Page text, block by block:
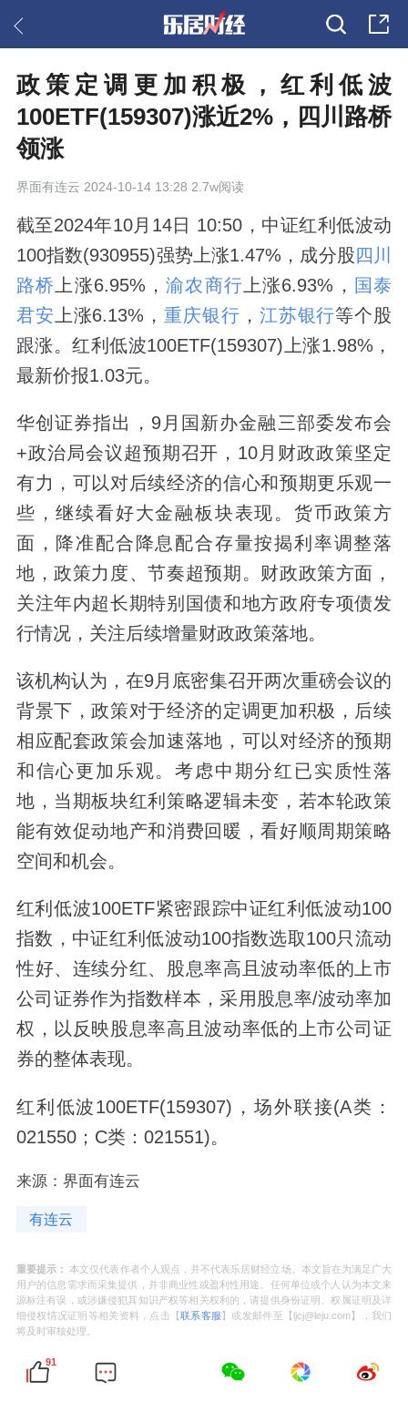
政策定调更加积极，红利低波
100ETF(159307)涨近2%，四川路桥
领涨
界面有连云 2024-10-14 13:28 2.7w阅读
截至2024年10月14日 10:50，中证红利低波动
100指数(930955)强势上涨1.47%，成分股 四川
路桥 上涨6.95%，渝农商行 上涨6.93%， 国泰
君安 上涨6.13%，重庆银行 ， 江苏银行等个股
跟涨。红利低波100ETF(159307)上涨1.98%，
最新价报1.03元。
华创证券指出，9月国新办金融三部委发布会
+政治局会议超预期召开，10月财政政策坚定
有力，可以对后续经济的信心和预期更乐观一
些，继续看好大金融板块表现。货币政策方
面，降准配合降息配合存量按揭利率调整落
地，政策力度、节奏超预期。财政政策方面，
关注年内超长期特别国债和地方政府专项债发
行情况，关注后续增量财政政策落地。
该机构认为，在9月底密集召开两次重磅会议的
背景下，政策对于经济的定调更加积极，后续
相应配套政策会加速落地，可以对经济的预期
和信心更加乐观。考虑中期分红已实质性落
地，当期板块红利策略逻辑未变，若本轮政策
能有效促动地产和消费回暖，看好顺周期策略
空间和机会。
红利低波100ETF紧密跟踪中证红利低波动100
指数，中证红利低波动100指数选取100只流动
性好、连续分红、股息率高且波动率低的上市
公司证券作为指数样本，采用股息率/波动率加
权，以反映股息率高且波动率低的上市公司证
券的整体表现。
红利低波100ETF(159307)，场外联接(A类：
021550；C类：021551)。
来源：界面有连云
有连云
重要提示： 本文仅代表作者个人观点，并不代表乐居财经立场。本文旨在为满足广大
用户的信息需求而采集提供，并非商业性或盈利性用途。任何单位或个人认为本文来
源标注有误，或涉嫌侵犯其知识产权等相关权利的，请提供身份证明、权属证明及详
细侵权情况证明等相关资料，点击【联系客服 】或发邮件至【ljcj@leju.com】，我们
将及时审核处理。
91